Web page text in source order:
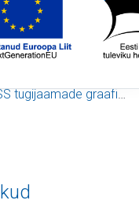
tugijaamade graafikud